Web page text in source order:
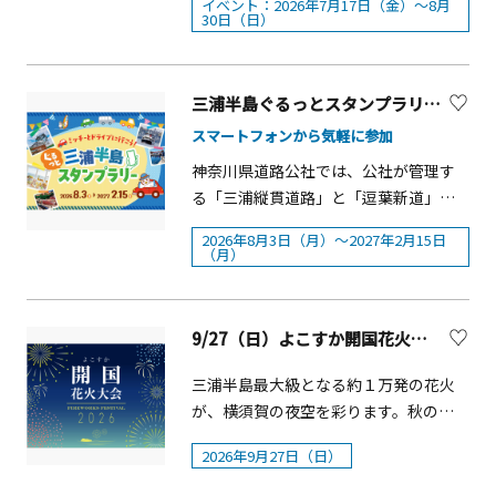
ハワイにときめく&hearts;夏のアフタ
ヌーンティー～ WAIKIKI BEACH CLUB
～ ■ ALOHAプレゼント抽選会＆ハワイ
しみ方ができます。 園内には、日本最
音崎自然博物館」のほか、公園周辺に
は横須賀や三浦半島ゆかりの作家の作
り、公園を含む周辺地では、自然・歴
史・文化と、多彩な魅力を楽しむこと
ができます。
長く、9月下旬までヒマワリ畑を楽しめ
方式を採用。夏の間を通して美しいヒ
マワリの景観を楽しめます。大輪で鮮
やかな黄色が特徴の「パイオニア」
と、花びらが躍るように広がる「ダン
やかなコントラストが夏らしい絶景を
演出します。また、夕暮れ時には相模
湾へ沈む夕日に照らされ、花畑全体が
ろ。まるで絵画のような風景は、写真
撮影にもおすすめです。さらに、2026
年8月30日（日）までの期間限定で、ヒ
マワリをテーマにしたスペシャルグル
メの販売や、豪華賞品が当たるフォト
イベント：2026年7月17日（金）～8月
30日（日）
三浦半島ぐるっとスタンプラリー開催【横須賀市】【逗子市】【三浦市】【葉山町】
スマートフォンから気軽に参加
神奈川県道路公社では、公社が管理す
る「三浦縦貫道路」と「逗葉新道」の
利用促進と、三浦半島地域の観光振興
を図るため、「三浦半島ぐるっとスタ
せます。このスタンプラリーは、スマ
ートフォンから簡単に参加することが
された対象スポット（13か所）を巡っ
て、施設に掲示された二次元コードか
プの数に応じて、地域の魅力ある賞品
2026年8月3日（月）～2027年2月15日
（月）
9/27（日）よこすか開国花火大会2026
三浦半島最大級となる約１万発の花火
が、横須賀の夜空を彩ります。秋の澄
んだ空気のなかで、迫力のある演出を
お楽しみください。最新情報はこちら
2026年9月27日（日）